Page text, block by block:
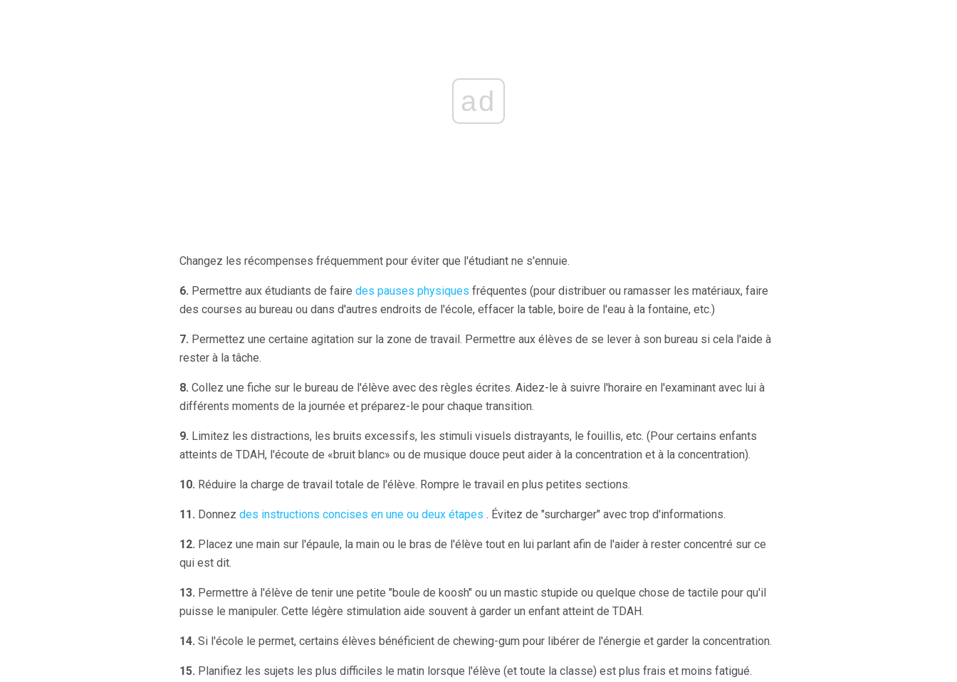
ad
Changez les récompenses fréquemment pour éviter que l'étudiant ne s'ennuie.
6. Permettre aux étudiants de faire des pauses physiques fréquentes (pour distribuer ou ramasser les matériaux, faire
des courses au bureau ou dans d'autres endroits de l'école, effacer la table, boire de l'eau à la fontaine, etc.)
7. Permettez une certaine agitation sur la zone de travail. Permettre aux élèves de se lever à son bureau si cela l'aide à
rester à la tâche.
8. Collez une fiche sur le bureau de l'élève avec des règles écrites. Aidez-le à suivre l'horaire en l'examinant avec lui à
différents moments de la journée et préparez-le pour chaque transition.
9. Limitez les distractions, les bruits excessifs, les stimuli visuels distrayants, le fouillis, etc. (Pour certains enfants
atteints de TDAH, l'écoute de «bruit blanc» ou de musique douce peut aider à la concentration et à la concentration).
10. Réduire la charge de travail totale de l'élève. Rompre le travail en plus petites sections.
11. Donnez des instructions concises en une ou deux étapes . Évitez de "surcharger" avec trop d'informations.
12. Placez une main sur l'épaule, la main ou le bras de l'élève tout en lui parlant afin de l'aider à rester concentré sur ce
qui est dit.
13. Permettre à l'élève de tenir une petite "boule de koosh" ou un mastic stupide ou quelque chose de tactile pour qu'il
puisse le manipuler. Cette légère stimulation aide souvent à garder un enfant atteint de TDAH.
14. Si l'école le permet, certains élèves bénéficient de chewing-gum pour libérer de l'énergie et garder la concentration.
15. Planifiez les sujets les plus difficiles le matin lorsque l'élève (et toute la classe) est plus frais et moins fatigué.